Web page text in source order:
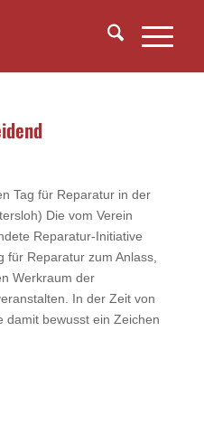
Tag für Reparatur in der
Die vom Verein
Reparatur-Initiative
für Reparatur zum Anlass,
Werkraum der
In der Zeit von
damit bewusst ein Zeichen